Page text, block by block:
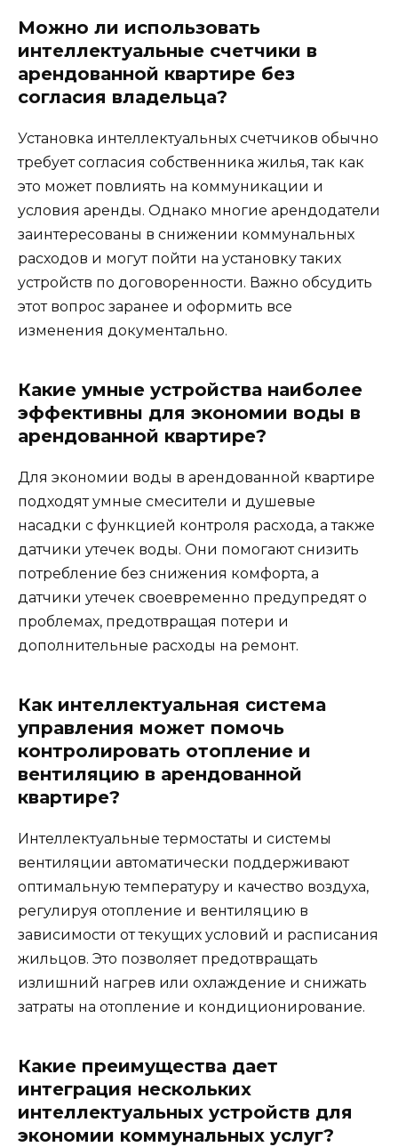
Можно ли использовать
интеллектуальные счетчики в
арендованной квартире без
согласия владельца?
Установка интеллектуальных счетчиков обычно
требует согласия собственника жилья, так как
это может повлиять на коммуникации и
условия аренды. Однако многие арендодатели
заинтересованы в снижении коммунальных
расходов и могут пойти на установку таких
устройств по договоренности. Важно обсудить
этот вопрос заранее и оформить все
изменения документально.
Какие умные устройства наиболее
эффективны для экономии воды в
арендованной квартире?
Для экономии воды в арендованной квартире
подходят умные смесители и душевые
насадки с функцией контроля расхода, а также
датчики утечек воды. Они помогают снизить
потребление без снижения комфорта, а
датчики утечек своевременно предупредят о
проблемах, предотвращая потери и
дополнительные расходы на ремонт.
Как интеллектуальная система
управления может помочь
контролировать отопление и
вентиляцию в арендованной
квартире?
Интеллектуальные термостаты и системы
вентиляции автоматически поддерживают
оптимальную температуру и качество воздуха,
регулируя отопление и вентиляцию в
зависимости от текущих условий и расписания
жильцов. Это позволяет предотвращать
излишний нагрев или охлаждение и снижать
затраты на отопление и кондиционирование.
Какие преимущества дает
интеграция нескольких
интеллектуальных устройств для
экономии коммунальных услуг?